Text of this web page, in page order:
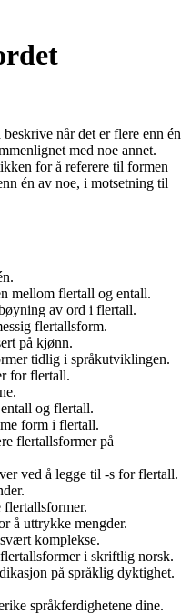
når det er flere enn én
med noe annet.
for å referere til formen
én av noe, i motsetning til
mellom flertall og entall.
av ord i flertall.
flertallsform.
på kjønn.
tidlig i språkutviklingen.
for flertall.
og flertall.
form i flertall.
flertallsformer på
ved å legge til -s for flertall.
flertallsformer.
å uttrykke mengder.
komplekse.
i skriftlig norsk.
på språklig dyktighet.
språkferdighetene dine.